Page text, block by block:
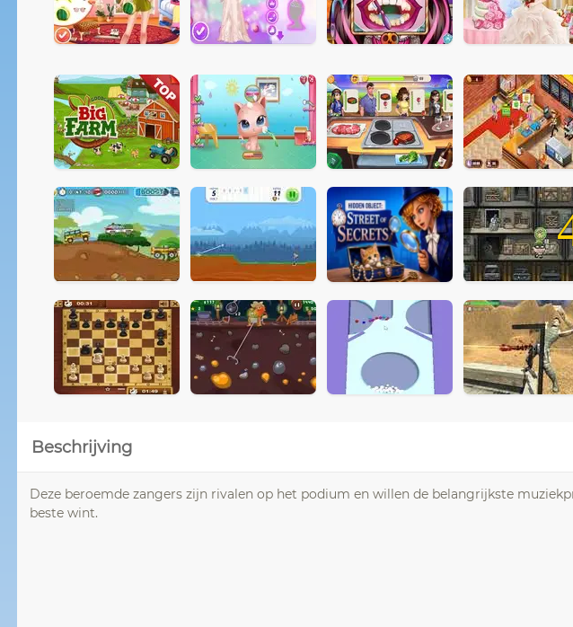
Beschrijving
Deze beroemde zangers zijn rivalen op het podium en willen de belangrijkste
beste wint.